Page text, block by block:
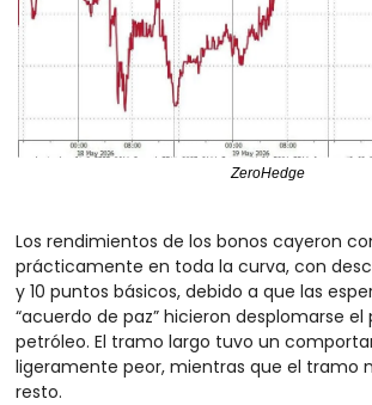
ZeroHedge
Los rendimientos de los bonos cayeron
prácticamente en toda la curva, con
y 10 puntos básicos, debido a que las
“acuerdo de paz” hicieron desplomarse el
petróleo. El tramo largo tuvo un
ligeramente peor, mientras que el tramo
resto.